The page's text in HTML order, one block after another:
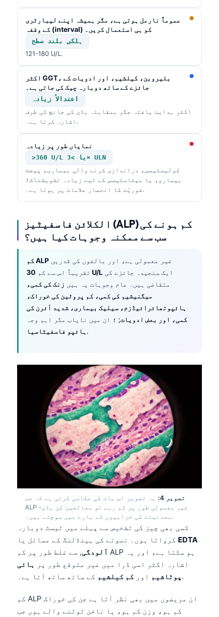
عموماً نارمل ہوتی ہے، مگر ہمیشہ اپنے لیبارٹری
کے وقفہ (interval) کو ہی استعمال کریں۔
ہلکی بلند سطح
121-180 U/L.
اکثر GGT، بلیروبن، کیلشیم، اور ادویات کے
جائزے کے ساتھ دوبارہ چیک کی جاتی ہے۔
اعتدالاً زیادہ
اکثر ہدایت یافتہ جگر بمقابلہ ہڈی کی جانچ کی طرف
اشارہ کرتا ہے۔.
نمایاں طور پر زیادہ
>360 U/L یا >3× ULN
کولیسٹیسس، دراندازی کرنے والی بیماری، پیجٹ
بیماری، یا میٹاسٹیسس کے لیے زیادہ تشویشناک؛
فوریّت کا انحصار علامات پر ہوتا ہے۔.
الکلائن فاسفیٹیز (ALP) کم ہونے کی
سب سے ممکنہ وجوہات کیا ہیں؟
کم ALP
تقریباً اس سے کم 30 U/L
متقاضی ہیں۔ عام وجوہات یہ ہیں زنک کی کمی،
میگنیشیم کی کمی، کم پروٹین کی خوراک،
ہائپوتھائرائیڈزم، سیلیک بیماری، شدید آئرن کی
کمی، اور بعض ادویات; ؛ ان میں نایاب مگر اہم وجہ
ہائپو فاسفیٹاسیا .
تصویر 4:
یہ تصویر اس بات کی عکاسی کرتی ہے کہ جب
ALP غیر معمولی طور پر کم رہے تو معالجین کن ہڈی-
معدنیات کی خرابیوں کے بارے میں سوچتے ہیں۔.
کسی بھی چیز کی تشخیص سے پہلے میں ٹیسٹ دوبارہ
EDTA
آلودگی, سے غلط طور پر کم ALP ہو سکتا ہے، اور یہ
اشارہ اکثر اسی ڈرا میں غیر متوقع طور پر
ہائی
پوٹاشیم اور کم کیلشیم کے ساتھ ساتھ آتا ہے۔.
کم ALP ان مریضوں میں بھی نظر آتا ہے جن کی خوراک
کم ہو، وزن کم ہو، یا ناخن ٹوٹنے والے ہوں جب